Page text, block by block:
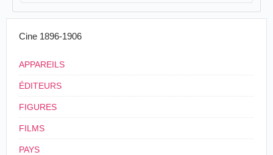
Cine 1896-1906
APPAREILS
ÉDITEURS
FIGURES
FILMS
PAYS